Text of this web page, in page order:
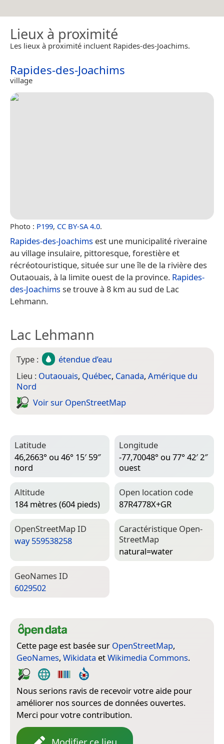
Lieux à proximité
Les lieux à proximité incluent Rapides-des-Joachims.
Rapides-des-Joachims
village
Photo : P199, CC BY-SA 4.0.
Rapides-des-Joachims est une municipalité riveraine
au village insulaire, pittoresque, forestière et
récréotouristique, située sur une île de la rivière des
Outaouais, à la limite ouest de la province. Rapides-
des-Joachimsse trouve à 8 km au sud de Lac
Lehmann.
Lac Lehmann
Type :
étendue d’eau
Lieu : Outaouais, Québec, Canada, Amérique du
Nord
Voir sur Open­Street­Map
Latitude
46,2663° ou 46° 15′ 59″
nord
Longitude
-77,70048° ou 77° 42′ 2″
ouest
Altitude
184 mètres (604 pieds)
Open location code
87R4778X+GR
Open­Street­Map ID
way 559538258
Caractéristique Open­
Street­Map
natural=­water
Geo­Names ID
6029502
Cette page est basée sur OpenStreetMap,
GeoNames, Wikidata etWikimedia Commons.
Nous serions ravis de recevoir votre aide pour
améliorer nos sources de données ouvertes.
Merci pour votre contribution.